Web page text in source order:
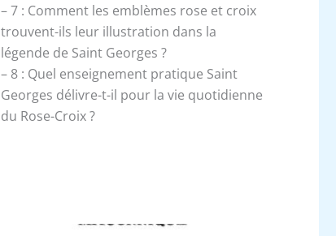
– 7 : Comment les emblèmes rose et croix
trouvent-ils leur illustration dans la
légende de Saint Georges ?
– 8 : Quel enseignement pratique Saint
Georges délivre-t-il pour la vie quotidienne
du Rose-Croix ?